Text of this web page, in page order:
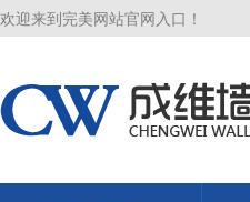
欢迎来到完美网站官网入口！